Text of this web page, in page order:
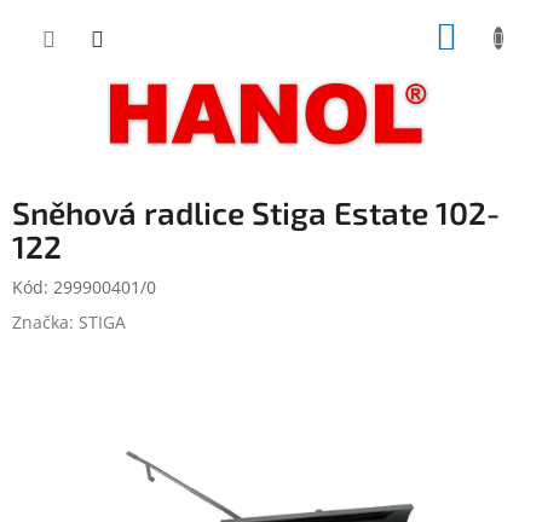
Sněhová radlice Stiga Estate 102-
122
Kód: 299900401/0
Značka: STIGA